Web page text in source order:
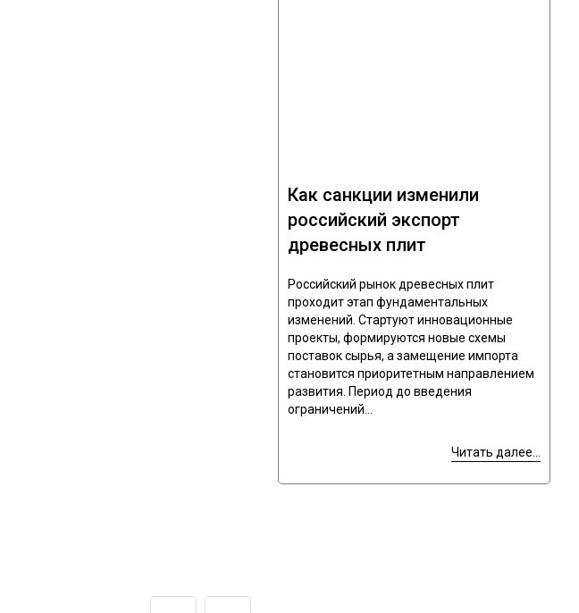
Как санкции изменили
российский экспорт
древесных плит
Российский рынок древесных плит
проходит этап фундаментальных
изменений. Стартуют инновационные
проекты, формируются новые схемы
поставок сырья, а замещение импорта
становится приоритетным направлением
развития. Период до введения
ограничений...
Читать далее...